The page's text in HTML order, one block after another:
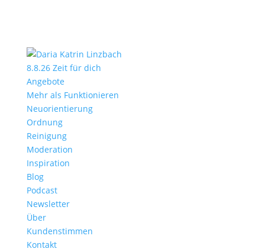
8.8.26 Zeit für dich
Angebote
Mehr als Funktionieren
Neuorientierung
Ordnung
Reinigung
Moderation
Inspiration
Blog
Podcast
Newsletter
Über
Kundenstimmen
Kontakt